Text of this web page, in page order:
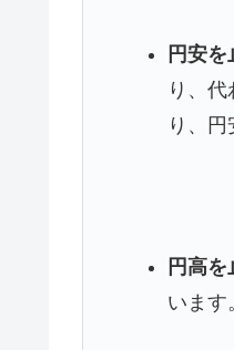
円安
り、代
り、円
円高
います